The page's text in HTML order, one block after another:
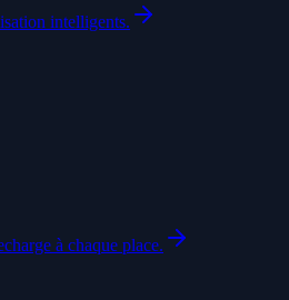
intelligents.
à chaque place.